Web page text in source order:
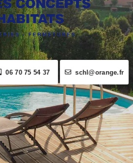
06 70 75 54 37 schl@orange.fr